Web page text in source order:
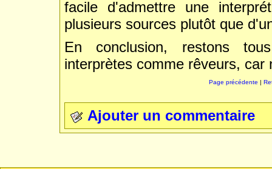
facile d'admettre une
plusieurs sources plutôt que
En conclusion, restons
interprètes comme rêveurs,
Page précédente
Ajouter un commentaire